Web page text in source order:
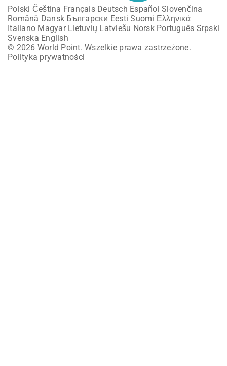
Polski Čeština Français Deutsch Español Slovenčina
Română Dansk Български Eesti Suomi Ελληνικά
Italiano Magyar Lietuvių Latviešu Norsk Português Srpski
Svenska English
© 2026 World Point. Wszelkie prawa zastrzeżone.
Polityka prywatności